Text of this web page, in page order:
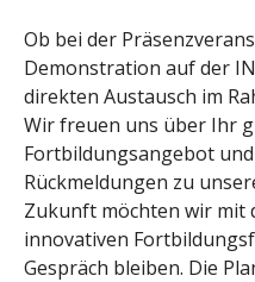
Ob bei der
Demonstration auf der
direkten Austausch im
Wir freuen uns über Ihr
Fortbildungsangebot
Rückmeldungen zu
Zukunft möchten wir mit
innovativen
Gespräch bleiben. Die